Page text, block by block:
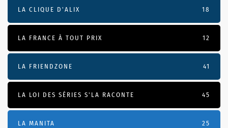
LA CLIQUE D'ALIX 18
LA FRANCE À TOUT PRIX 12
LA FRIENDZONE 41
LA LOI DES SÉRIES S'LA RACONTE 45
LA MANITA 25